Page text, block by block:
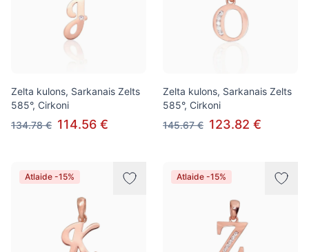
Zelta kulons, Sarkanais Zelts
585°, Cirkoni
134.78 € 114.56 €
Zelta kulons, Sarkanais Zelts
585°, Cirkoni
145.67 € 123.82 €
Atlaide -15% Atlaide -15%